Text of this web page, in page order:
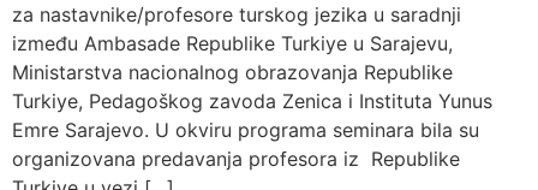
za nastavnike/profesore turskog jezika u saradnji
između Ambasade Republike Turkiye u Sarajevu,
Ministarstva nacionalnog obrazovanja Republike
Turkiye, Pedagoškog zavoda Zenica i Instituta Yunus
Emre Sarajevo. U okviru programa seminara bila su
organizovana predavanja profesora iz Republike